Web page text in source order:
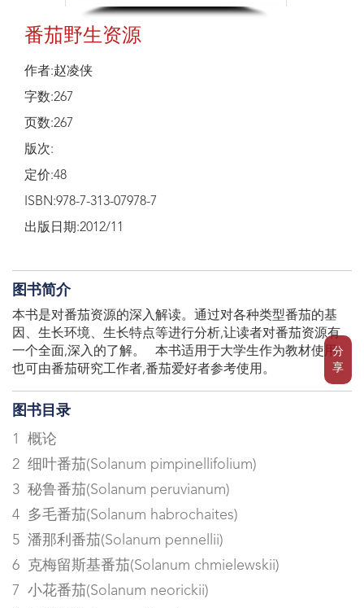
分
享
番茄野生资源
作者:赵凌侠
字数:267
页数:267
版次:
定价:48
ISBN:978-7-313-07978-7
出版日期:2012/11
图书简介
本书是对番茄资源的深入解读。通过对各种类型番茄的基
因、生长环境、生长特点等进行分析,让读者对番茄资源有
一个全面,深入的了解。 本书适用于大学生作为教材使用,
也可由番茄研究工作者,番茄爱好者参考使用。
图书目录
1 概论
2 细叶番茄(Solanum pimpinellifolium)
3 秘鲁番茄(Solanum peruvianum)
4 多毛番茄(Solanum habrochaites)
5 潘那利番茄(Solanum pennellii)
6 克梅留斯基番茄(Solanum chmielewskii)
7 小花番茄(Solanum neorickii)